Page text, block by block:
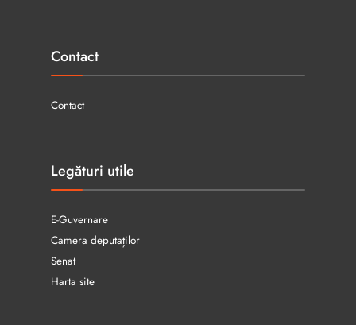
Contact
Contact
Legături utile
E-Guvernare
Camera deputaților
Senat
Harta site